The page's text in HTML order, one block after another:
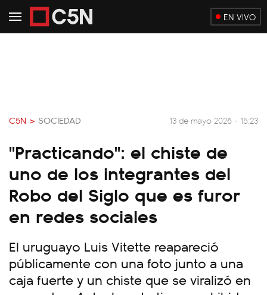
EN VIVO
C5N > SOCIEDAD 13 de mayo 2026 - 15:23
"Practicando": el chiste de
uno de los integrantes del
Robo del Siglo que es furor
en redes sociales
El uruguayo Luis Vitette reapareció
públicamente con una foto junto a una
caja fuerte y un chiste que se viralizó en